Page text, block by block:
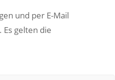
und per E-Mail
gelten die